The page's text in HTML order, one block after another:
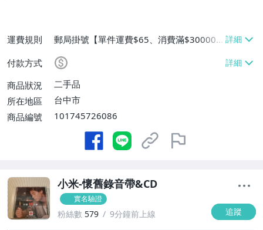
運費規則
郵局掛號【單件運費$65、消費滿$30000
免運費】
付款方式
商品狀況
二手品
所在地區
台中市
商品編號
101745726086
小米-懷舊錄音帶&CD
實名驗證
粉絲數 579 9分鐘前上線 追蹤